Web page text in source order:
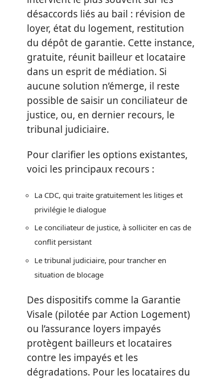
désaccords liés au bail : révision de
loyer, état du logement, restitution
du dépôt de garantie. Cette instance,
gratuite, réunit bailleur et locataire
dans un esprit de médiation. Si
aucune solution n’émerge, il reste
possible de saisir un conciliateur de
justice, ou, en dernier recours, le
tribunal judiciaire.
Pour clarifier les options existantes,
voici les principaux recours :
La CDC, qui traite gratuitement les litiges et
privilégie le dialogue
Le conciliateur de justice, à solliciter en cas de
conflit persistant
Le tribunal judiciaire, pour trancher en
situation de blocage
Des dispositifs comme la Garantie
Visale (pilotée par Action Logement)
ou l’assurance loyers impayés
protègent bailleurs et locataires
contre les impayés et les
dégradations. Pour les locataires du